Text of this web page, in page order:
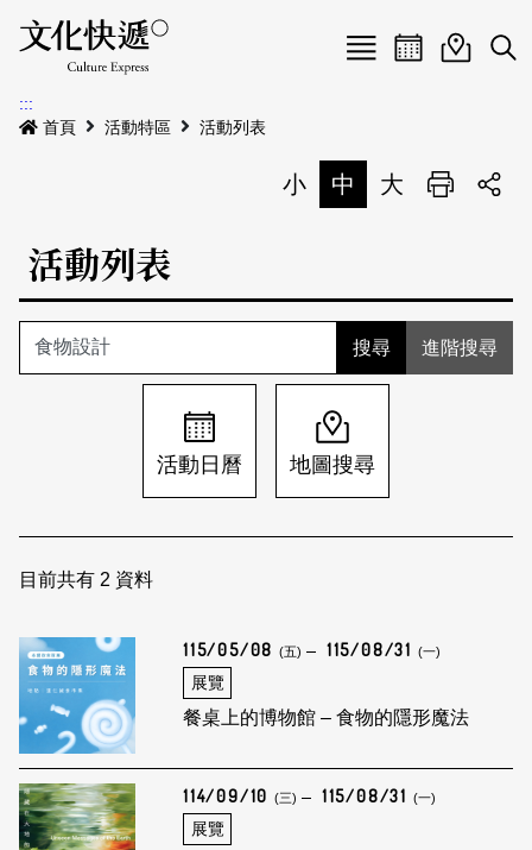
Menu
最新公告
本期專題
歷史專題
活動特區
活動列表
關於我們
訂閱文化快遞
聯絡我們
活動日曆活動地圖
展
:::
首頁
活動特區 活動列表
小 中 大 列印
活動列表
進階搜尋
活動日曆 地圖搜尋
目前共有 2 資料
115/05/08 (五) 115/08/31 (一)
展覽
餐桌上的博物館 – 食物的隱形魔法
114/09/10 (三) 115/08/31 (一)
展覽